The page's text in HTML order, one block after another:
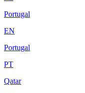
Portugal
EN
Portugal
PT
Qatar